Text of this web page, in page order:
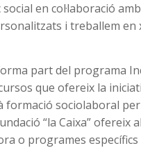
en col·laboració
i treballem en
part del programa
que ofereix la
sociolaboral per
“la Caixa” ofereix
o programes